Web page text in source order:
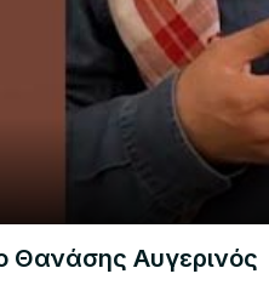
Θανάσης Αυγερινός